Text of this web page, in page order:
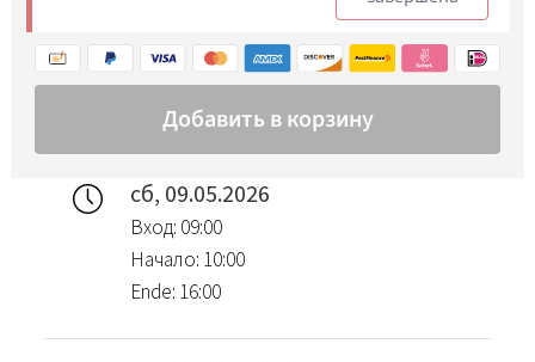
сб, 09.05.2026
Вход: 09:00
Начало: 10:00
Ende: 16:00